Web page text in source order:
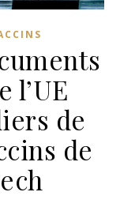
l’UE
de
de